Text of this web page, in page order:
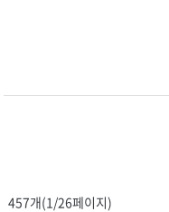
457개(1/26페이지)